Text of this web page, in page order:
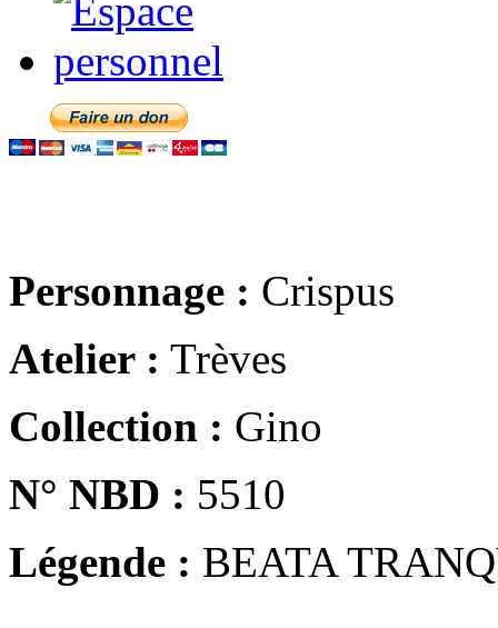
Personnage : Crispus
Atelier : Trèves
Collection : Gino
N° NBD : 5510
Légende : BEATA